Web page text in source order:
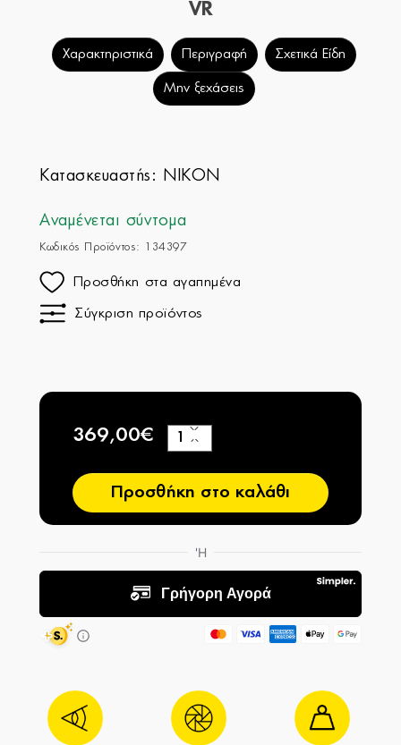
VR
Χαρακτηριστικά Περιγραφή Σχετικά Είδη
Μην ξεχάσεις
Κατασκευαστής: NIKON
Αναμένεται σύντομα
Κωδικός Προϊόντος: 134397
Προσθήκη στα αγαπημένα
Σύγκριση προϊόντος
369,00€
−
+
Προσθήκη στο καλάθι